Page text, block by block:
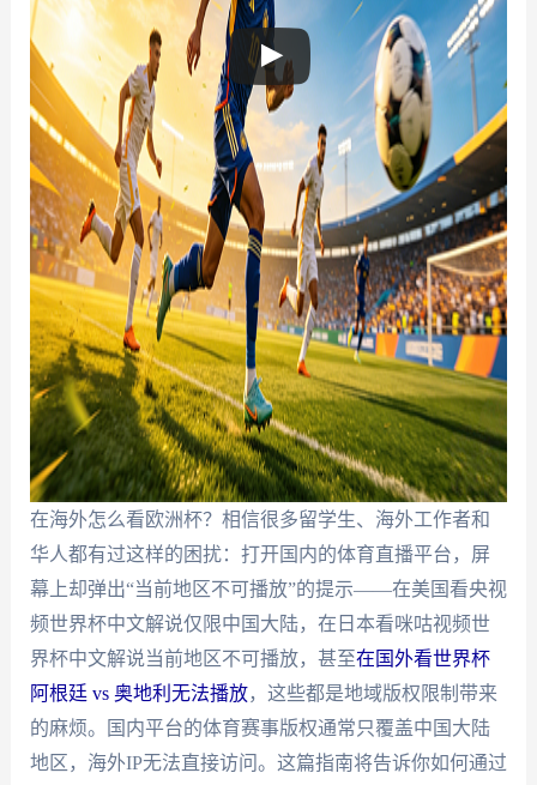
在海外怎么看欧洲杯？相信很多留学生、海外工作者和
华人都有过这样的困扰：打开国内的体育直播平台，屏
幕上却弹出“当前地区不可播放”的提示——在美国看央视
频世界杯中文解说仅限中国大陆，在日本看咪咕视频世
界杯中文解说当前地区不可播放，甚至在国外看世界杯
阿根廷 vs 奥地利无法播放，这些都是地域版权限制带来
的麻烦。国内平台的体育赛事版权通常只覆盖中国大陆
地区，海外IP无法直接访问。这篇指南将告诉你如何通过